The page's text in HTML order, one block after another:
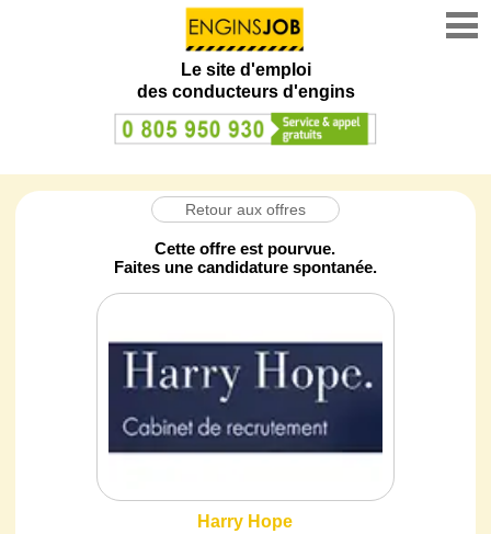
Le site d'emploi
des conducteurs d'engins
Retour aux offres
Cette offre est pourvue.
Faites une candidature spontanée.
Harry Hope